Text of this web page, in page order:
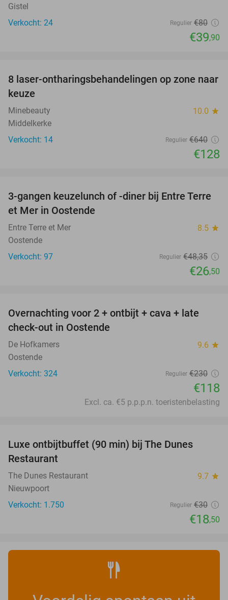
Gistel
Verkocht: 24
Regulier €80
€39,90
80%
8 laser-ontharingsbehandelingen op zone naar
keuze
Minebeauty 10.0 star
Middelkerke
Verkocht: 14
Regulier €640
€128
45%
3-gangen keuzelunch of -diner bij Entre Terre
et Mer in Oostende
Entre Terre et Mer 8.5 star
Oostende
Verkocht: 97
Regulier €48,35
€26,50
49%
Overnachting voor 2 + ontbijt + cava + late
check-out in Oostende
De Hofkamers 9.6 star
Oostende
Verkocht: 324
Regulier €230
€118
Excl. ca. €5 p.p.p.n. toeristenbelasting
OUT
Luxe ontbijtbuffet (90 min) bij The Dunes
Restaurant
The Dunes Restaurant 9.7 star
Nieuwpoort
Verkocht: 1.750
Regulier €30
€18,50